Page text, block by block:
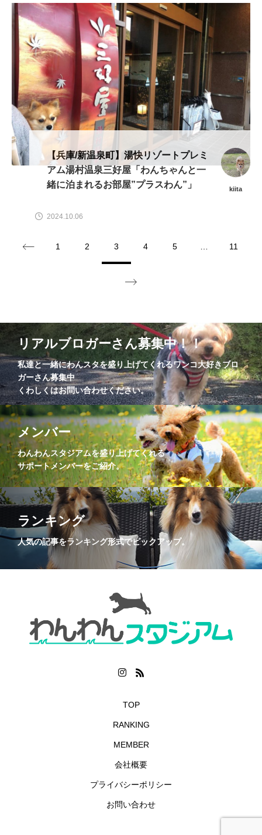
【兵庫/新温泉町】湯快リゾートプレミ
アム湯村温泉三好屋「わんちゃんと一
緒に泊まれるお部屋”プラスわん”」
kiita
2024.10.06
1 2 3 4 5 11
リアルブロガーさん募集中！！
私達と一緒にわんスタを盛り上げてくれるワンコ大好きブロ
ガーさん募集中
くわしくはお問い合わせください。
メンバー
わんわんスタジアムを盛り上げてくれる
サポートメンバーをご紹介。
ランキング
人気の記事をランキング形式でピックアップ。
TOP
RANKING
MEMBER
会社概要
プライバシーポリシー
お問い合わせ